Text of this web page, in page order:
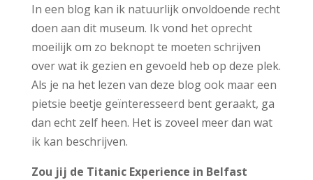
In een blog kan ik natuurlijk onvoldoende recht
doen aan dit museum. Ik vond het oprecht
moeilijk om zo beknopt te moeten schrijven
over wat ik gezien en gevoeld heb op deze plek.
Als je na het lezen van deze blog ook maar een
pietsie beetje geïnteresseerd bent geraakt, ga
dan echt zelf heen. Het is zoveel meer dan wat
ik kan beschrijven.
Zou jij de Titanic Experience in Belfast